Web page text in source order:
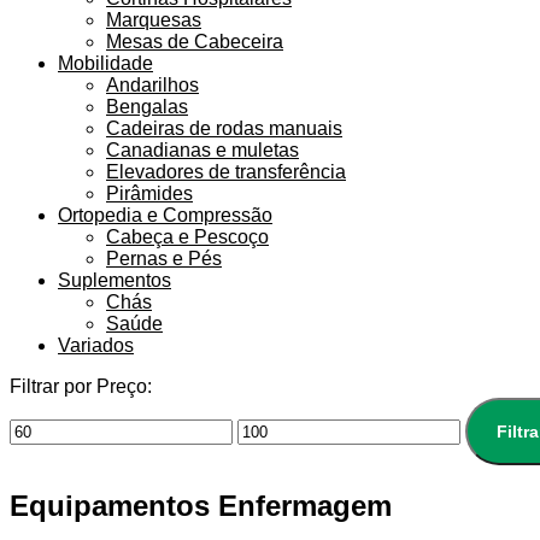
Marquesas
Mesas de Cabeceira
Mobilidade
Andarilhos
Bengalas
Cadeiras de rodas manuais
Canadianas e muletas
Elevadores de transferência
Pirâmides
Ortopedia e Compressão
Cabeça e Pescoço
Pernas e Pés
Suplementos
Chás
Saúde
Variados
Filtrar por Preço:
Equipamentos Enfermagem